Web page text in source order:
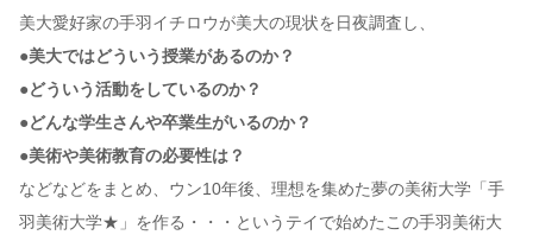
美大愛好家の手羽イチロウが美大の現状を日夜調査し、
●美大ではどういう授業があるのか？
●どういう活動をしているのか？
●どんな学生さんや卒業生がいるのか？
●美術や美術教育の必要性は？
などなどをまとめ、ウン10年後、理想を集めた夢の美術大学「手
羽美術大学★」を作る・・・というテイで始めたこの手羽美術大